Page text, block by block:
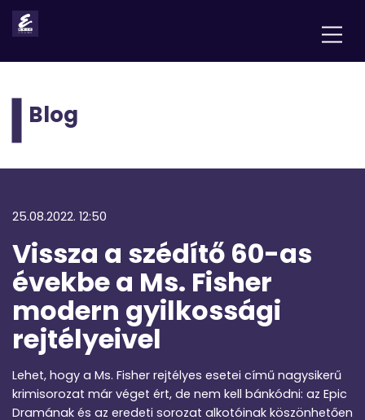
Blog
25.08.2022. 12:50
Vissza a szédítő 60-as
évekbe a Ms. Fisher
modern gyilkossági
rejtélyeivel
Lehet, hogy a Ms. Fisher rejtélyes esetei című nagysikerű
krimisorozat már véget ért, de nem kell bánkódni: az Epic
Dramának és az eredeti sorozat alkotóinak köszönhetően